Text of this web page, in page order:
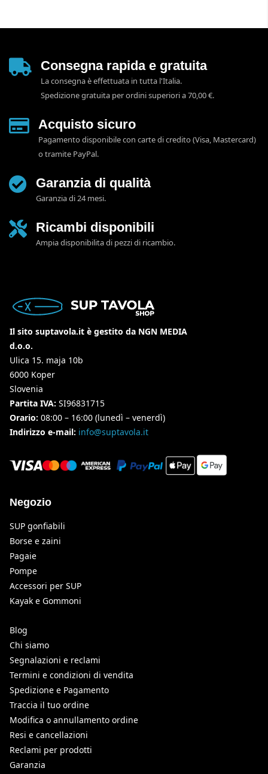
Consegna rapida e gratuita
La consegna è effettuata in tutta l'Italia.
Spedizione gratuita per ordini superiori a 70,00 €.
Acquisto sicuro
Pagamento disponibile con carte di credito (Visa, Mastercard)
o tramite PayPal.
Garanzia di qualità
Garanzia di 24 mesi.
Ricambi disponibili
Ampia disponibilita di pezzi di ricambio.
Il sito suptavola.it è gestito da NGN MEDIA
d.o.o.
Ulica 15. maja 10b
6000 Koper
Slovenia
Partita IVA: SI96831715
Orario: 08:00 – 16:00 (lunedì – venerdì)
Indirizzo e-mail: info@suptavola.it
Negozio
SUP gonfiabili
Borse e zaini
Pagaie
Pompe
Accessori per SUP
Kayak e Gommoni
Blog
Chi siamo
Segnalazioni e reclami
Termini e condizioni di vendita
Spedizione e Pagamento
Traccia il tuo ordine
Modifica o annullamento ordine
Resi e cancellazioni
Reclami per prodotti
Garanzia